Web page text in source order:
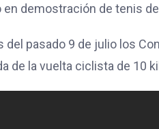
demostración de tenis
pasado 9 de julio los
de la vuelta ciclista de 10